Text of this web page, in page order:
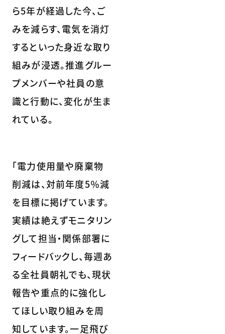
ら5年が経過した今、ご
みを減らす、電気を消灯
するといった身近な取り
組みが浸透。推進グルー
プメンバーや社員の意
識と行動に、変化が生ま
れている。
「電力使用量や廃棄物
削減は、対前年度5％減
を目標に掲げています。
実績は絶えずモニタリン
グして担当・関係部署に
フィードバックし、毎週あ
る全社員朝礼でも、現状
報告や重点的に強化し
てほしい取り組みを周
知しています。一足飛び